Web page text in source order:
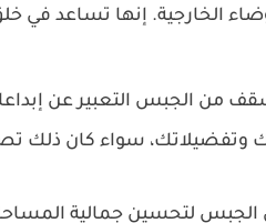
الخارجية. إنها تساعد في
من الجبس التعبير عن
وتفضيلاتك، سواء كان ذلك
لتحسين جمالية